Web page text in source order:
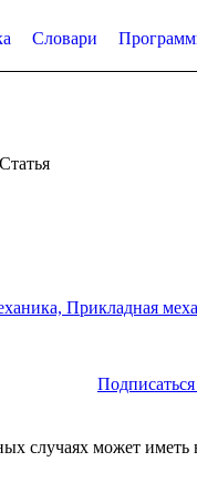
Словари
Статья
Прикладная
случаях может